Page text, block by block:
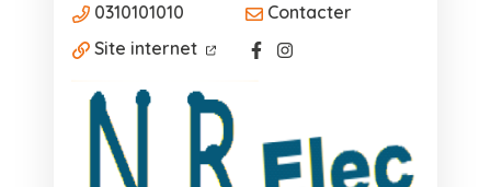
0310101010
Contacter
Site internet
Facebook
Instagram